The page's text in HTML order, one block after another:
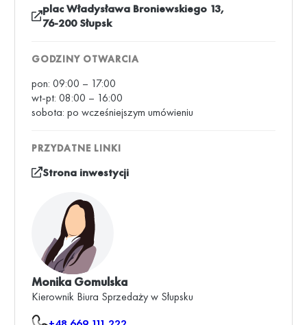
plac Władysława Broniewskiego 13,
76-200 Słupsk
GODZINY OTWARCIA
pon: 09:00 – 17:00
wt-pt: 08:00 – 16:00
sobota: po wcześniejszym umówieniu
PRZYDATNE LINKI
Strona inwestycji
Monika Gomulska
Kierownik Biura Sprzedaży w Słupsku